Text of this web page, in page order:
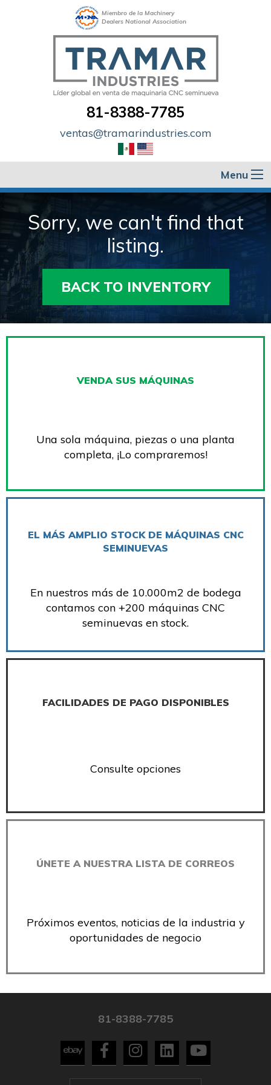
Miembro de la Machinery
Dealers National Association
81-8388-7785
ventas@tramarindustries.com
Menu
Sorry, we can't find that
listing.
BACK TO INVENTORY
VENDA SUS MÁQUINAS
Una sola máquina, piezas o una planta
completa, ¡Lo compraremos!
EL MÁS AMPLIO STOCK DE MÁQUINAS CNC
SEMINUEVAS
En nuestros más de 10.000m2 de bodega
contamos con +200 máquinas CNC
seminuevas en stock.
FACILIDADES DE PAGO DISPONIBLES
Consulte opciones
ÚNETE A NUESTRA LISTA DE CORREOS
Próximos eventos, noticias de la industria y
oportunidades de negocio
81-8388-7785